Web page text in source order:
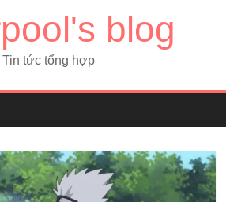
blog
Tin tức tổng hợp